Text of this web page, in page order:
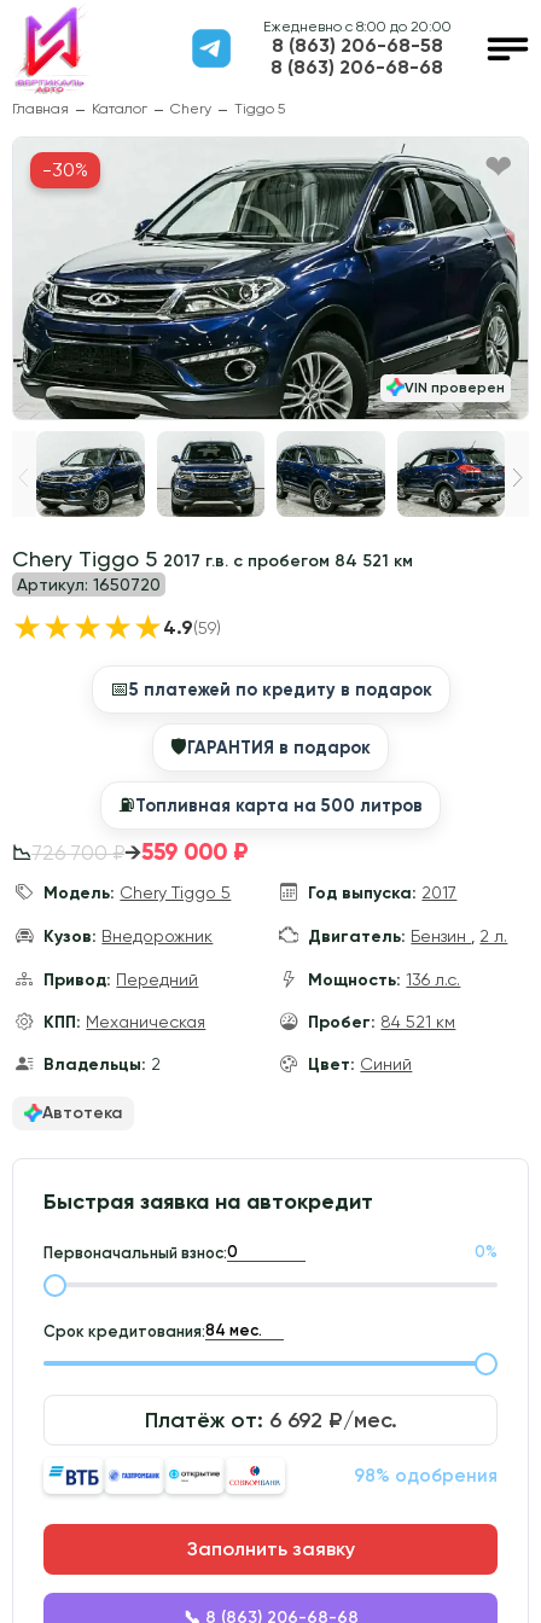
Ежедневно с 8:00 до 20:00
8 (863) 206-68-58
8 (863) 206-68-68
Главная Каталог Chery Tiggo 5
Chery Tiggo 5 2017 г.в. с пробегом 84 521 км
Артикул: 1650720
★★★★★4.9(59)
📅5 платежей по кредиту в подарок
🛡ГАРАНТИЯ в подарок
⛽️Топливная карта на 500 литров
📉726 700 ₽→559 000 ₽
Модель: Chery Tiggo 5 Год выпуска: 2017
Кузов: Внедорожник Двигатель: Бензин 2 л.
Привод: Передний Мощность: 136 л.с.
КПП: Механическая Пробег: 84 521 км
Владельцы: 2 Цвет: Синий
Автотека
Быстрая заявка на автокредит
Первоначальный взнос: 0%
Срок кредитования:
Платёж от: 6 692 ₽/мес.
98% одобрения
Заполнить заявку
📞 8 (863) 206-68-68
VIN проверен
-30%